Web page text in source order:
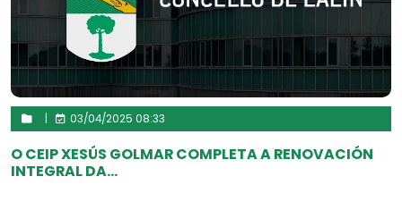
| 03/04/2025 08:33
O CEIP XESÚS GOLMAR COMPLETA A RENOVACIÓN
INTEGRAL DA...